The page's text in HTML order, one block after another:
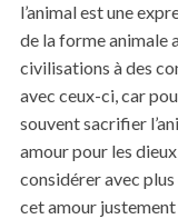
l’animal est une
de la forme animale
civilisations à des
avec ceux-ci, car
souvent sacrifier
amour pour les
considérer avec plus
cet amour